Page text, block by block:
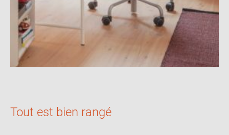
Tout est bien rangé